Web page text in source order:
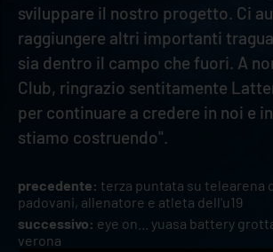
sviluppare il nostro progetto. Ci
raggiungere altri importanti
sia dentro il campo che fuori. A
Club, ringrazio sentitamente
per continuare a credere in noi e
stiamo costruendo".
precedente: terza puntata su telearena
padovani, allenatore e atleta dell'u19
successivo: eye on... yuasa battery
verona